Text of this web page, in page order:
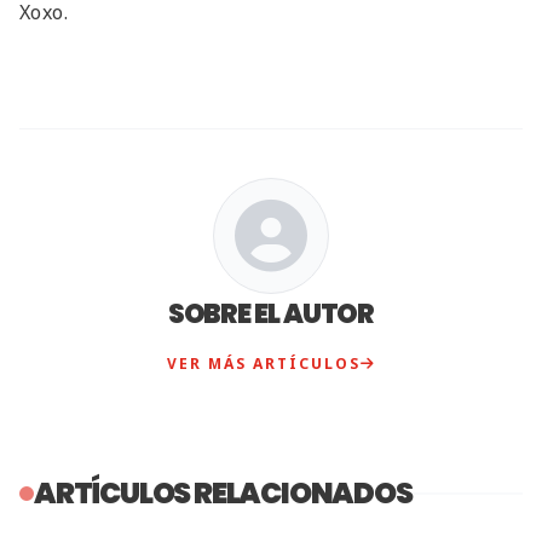
Xoxo.
SOBRE EL AUTOR
VER MÁS ARTÍCULOS
ARTÍCULOS RELACIONADOS